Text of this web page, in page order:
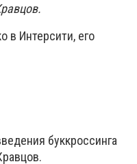
в Интерсити, его
буккроссинга